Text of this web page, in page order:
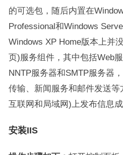
的可选包，随后内置在
Professional和Windows
Windows XP Home版本上并
页)服务组件，其中包括Web
NNTP服务器和SMTP服务器
传输、新闻服务和邮件发送
互联网和局域网)上发布信息
安装IIS